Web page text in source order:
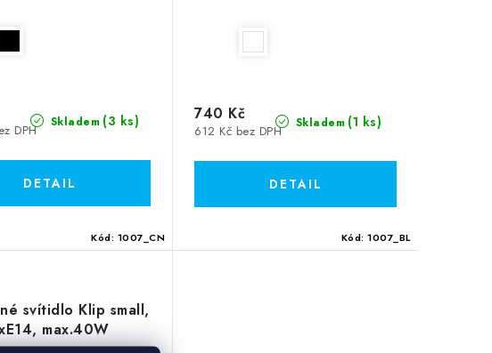
Skladem (3 ks)
DPH
Kód: 1007_CN
Skladem (1 ks)
612 Kč bez DPH
740 Kč
Kód:1007_BL
svítidlo Klip small,
max.40W